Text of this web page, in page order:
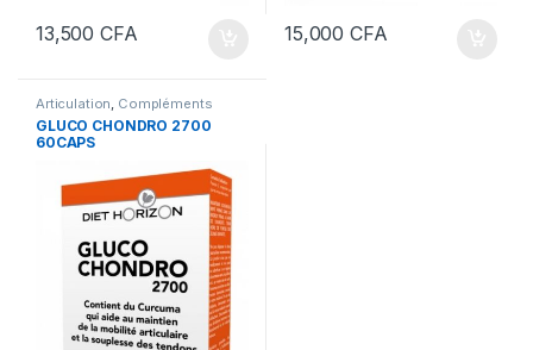
13,500CFA 15,000CFA
Articulation Compléments
Alimentaires
GLUCO CHONDRO 2700
60CAPS